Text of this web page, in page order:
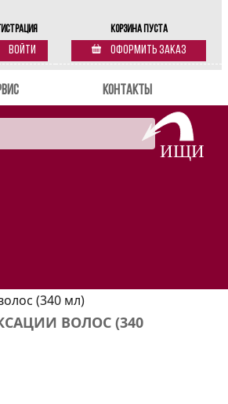
Войти
Корзина пуста
Оформить заказ
Контакты
(340 мл)
ВОЛОС (340